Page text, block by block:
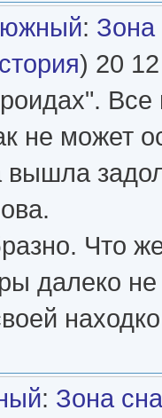
: Зона
) 20 12
Все
не может
вышла
Что
далеко
: Зона сна